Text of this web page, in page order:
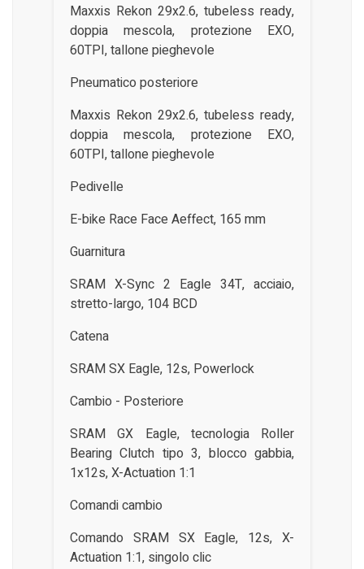
Maxxis Rekon 29x2.6, tubeless ready,
doppia mescola, protezione EXO,
60TPI, tallone pieghevole
Pneumatico posteriore
Maxxis Rekon 29x2.6, tubeless ready,
doppia mescola, protezione EXO,
60TPI, tallone pieghevole
Pedivelle
E-bike Race Face Aeffect, 165 mm
Guarnitura
SRAM X-Sync 2 Eagle 34T, acciaio,
stretto-largo, 104 BCD
Catena
SRAM SX Eagle, 12s, Powerlock
Cambio - Posteriore
SRAM GX Eagle, tecnologia Roller
Bearing Clutch tipo 3, blocco gabbia,
1x12s, X-Actuation 1:1
Comandi cambio
Comando SRAM SX Eagle, 12s, X-
Actuation 1:1, singolo clic